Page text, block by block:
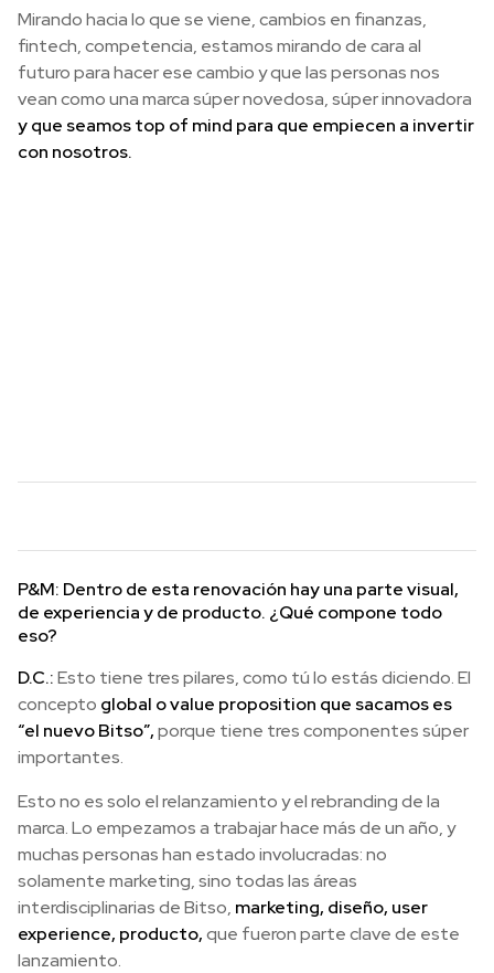
Mirando hacia lo que se viene, cambios en finanzas,
fintech, competencia, estamos mirando de cara al
futuro para hacer ese cambio y que las personas nos
vean como una marca súper novedosa, súper innovadora
y que seamos top of mind para que empiecen a invertir
con nosotros.
P&M: Dentro de esta renovación hay una parte visual,
de experiencia y de producto. ¿Qué compone todo
eso?
D.C.:Esto tiene tres pilares, como tú lo estás diciendo. El
concepto global o value proposition que sacamos es
“el nuevo Bitso”,porque tiene tres componentes súper
importantes.
Esto no es solo el relanzamiento y el rebranding de la
marca. Lo empezamos a trabajar hace más de un año, y
muchas personas han estado involucradas: no
solamente marketing, sino todas las áreas
interdisciplinarias de Bitso, marketing, diseño, user
experience, producto,que fueron parte clave de este
lanzamiento.